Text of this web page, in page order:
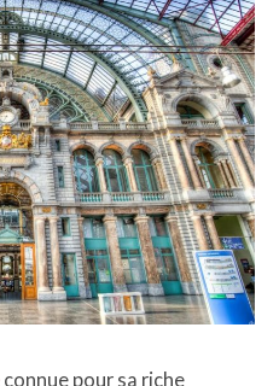
connue pour sa riche